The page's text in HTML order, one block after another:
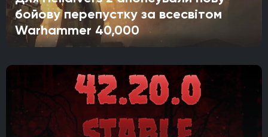
бойову перепустку за всесвітом
Warhammer 40,000